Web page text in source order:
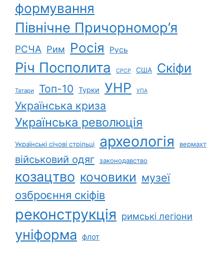
формування
Північне Причорномор’я
РСЧА Рим Росія Русь
Річ Посполита СРСР США Скіфи
Татари Топ-10 Турки УНР УПА
Українська криза
Українська революція
Українські січові стрільці археологія вермахт
військовий одяг законодавство
козацтво кочовики музеї
озброєння скіфів
реконструкція римські легіони
уніформа флот